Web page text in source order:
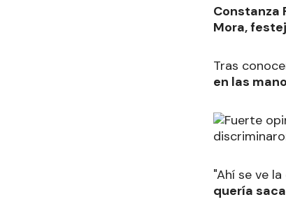
Constanza
Mora,
Tras
en las
"Ahí se ve
quería